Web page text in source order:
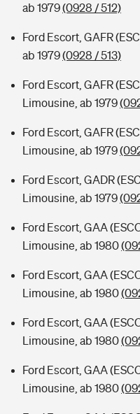
ab 1979(0928 / 512)
Ford Escort, GAFR
ab 1979(0928 / 513)
Ford Escort, GAFR
Limousine, ab 1979
Ford Escort, GAFR
Limousine, ab 1979
Ford Escort, GADR
Limousine, ab 1979
Ford Escort, GAA
Limousine, ab 1980
Ford Escort, GAA
Limousine, ab 1980
Ford Escort, GAA
Limousine, ab 1980
Ford Escort, GAA
Limousine, ab 1980